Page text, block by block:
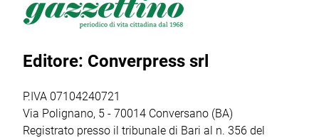
all’Aquathlon di
Paola,
ancora una volta
punto […]
l’insediamento
del nuovo
che guiderà il
stagione sportiva
2026/2027 […]
bambini dai 5
Editore: Converpress srl
P.IVA 07104240721
Via Polignano, 5 - 70014 Conversano (BA)
Registrato presso il tribunale di Bari al n. 356 del